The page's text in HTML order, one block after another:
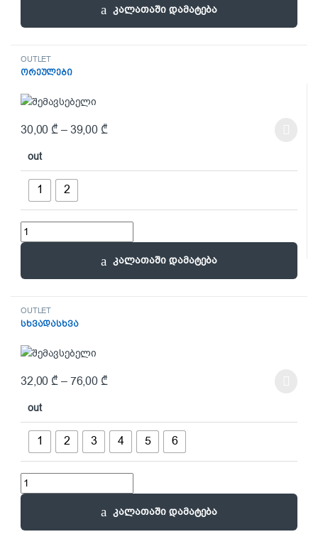
კალათაში დამატება
OUTLET
ორეულები
30,00₾–39,00₾
This product has multiple variants. The options may be chosen on
out
1 2
ორეულები quantity
კალათაში დამატება
OUTLET
სხვადასხვა
32,00₾–76,00₾
This product has multiple variants. The options may be chosen on
out
1 2 3 4 5 6
სხვადასხვა quantity
კალათაში დამატება